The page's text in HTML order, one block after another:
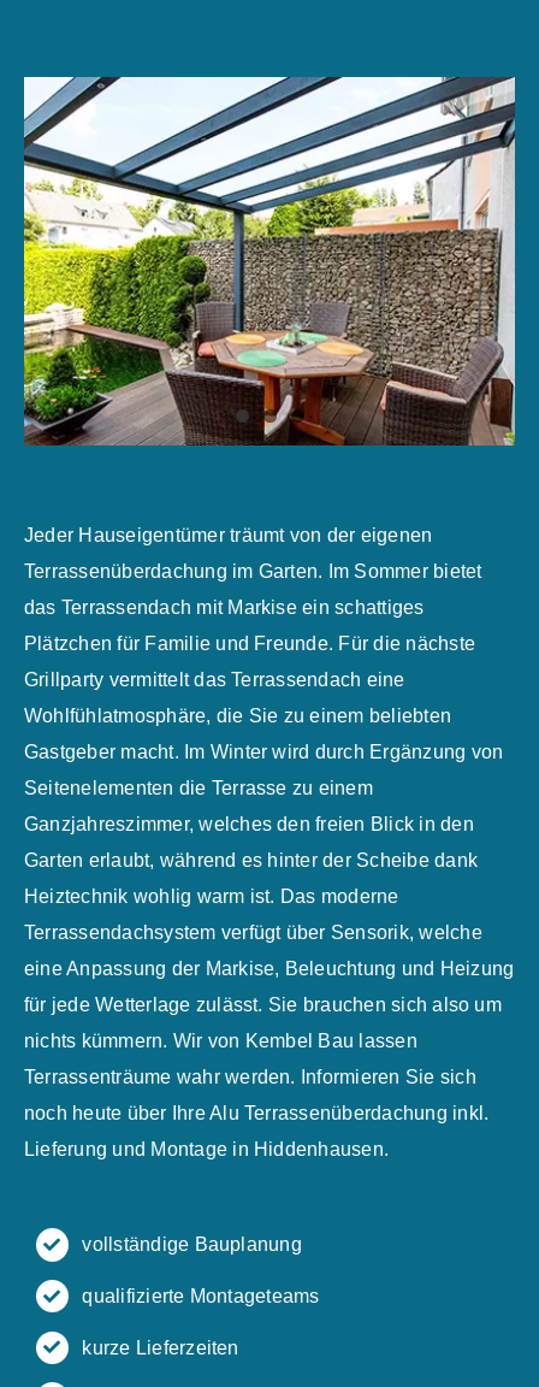
Jeder Hauseigentümer träumt von der eigenen
Terrassenüberdachung im Garten. Im Sommer bietet
das Terrassendach mit Markise ein schattiges
Plätzchen für Familie und Freunde. Für die nächste
Grillparty vermittelt das Terrassendach eine
Wohlfühlatmosphäre, die Sie zu einem beliebten
Gastgeber macht. Im Winter wird durch Ergänzung von
Seitenelementen die Terrasse zu einem
Ganzjahreszimmer, welches den freien Blick in den
Garten erlaubt, während es hinter der Scheibe dank
Heiztechnik wohlig warm ist. Das moderne
Terrassendachsystem verfügt über Sensorik, welche
eine Anpassung der Markise, Beleuchtung und Heizung
für jede Wetterlage zulässt. Sie brauchen sich also um
nichts kümmern. Wir von Kembel Bau lassen
Terrassenträume wahr werden. Informieren Sie sich
noch heute über Ihre Alu Terrassenüberdachung inkl.
Lieferung und Montage in Hiddenhausen.
vollständige Bauplanung
qualifizierte Montageteams
kurze Lieferzeiten